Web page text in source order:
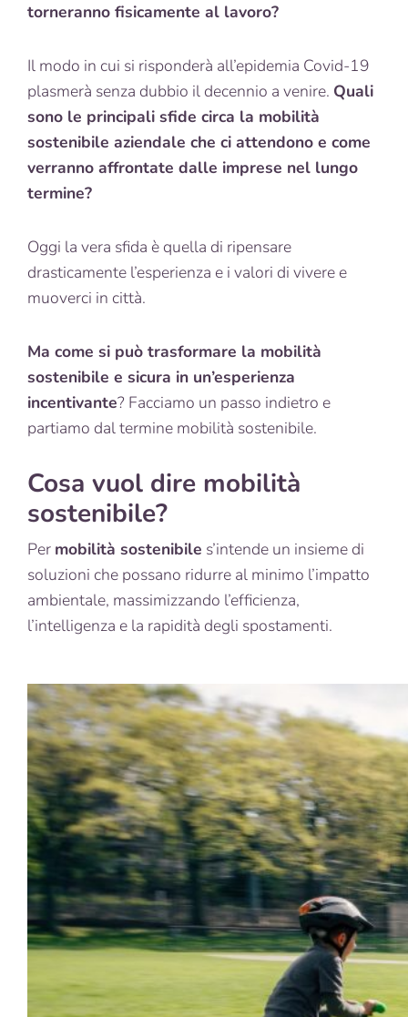
torneranno fisicamente al lavoro?
Il modo in cui si risponderà all’epidemia Covid-19
plasmerà senza dubbio il decennio a venire. Quali
sono le principali sfide circa la mobilità
sostenibile aziendale che ci attendono e come
verranno affrontate dalle imprese nel lungo
termine?
Oggi la vera sfida è quella di ripensare
drasticamente l’esperienza e i valori di vivere e
muoverci in città.
Ma come si può trasformare la mobilità
sostenibile e sicura in un’esperienza
incentivante? Facciamo un passo indietro e
partiamo dal termine mobilità sostenibile.
Cosa vuol dire mobilità
sostenibile?
Per mobilità sostenibile s’intende un insieme di
soluzioni che possano ridurre al minimo l’impatto
ambientale, massimizzando l’efficienza,
l’intelligenza e la rapidità degli spostamenti.